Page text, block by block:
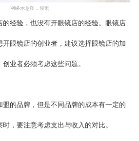
网络示意图，侵删
的经验，也没有开眼镜店的经验。眼镜店
眼镜店的创业者，建议选择眼镜店的加
业者必须考虑这些问题。
盟的品牌，但是不同品牌的成本有一定的
，要注意考虑支出与收入的对比。